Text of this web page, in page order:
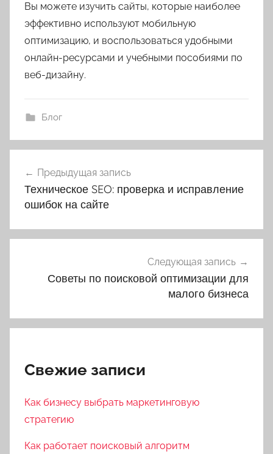
Вы можете изучить сайты, которые наиболее
эффективно используют мобильную
оптимизацию, и воспользоваться удобными
онлайн-ресурсами и учебными пособиями по
веб-дизайну.
Блог
по
записям
Предыдущая запись
Техническое SEO: проверка и исправление
ошибок на сайте
Следующая запись
Советы по поисковой оптимизации для
малого бизнеса
Свежие записи
Как бизнесу выбрать маркетинговую
стратегию
Как работает поисковый алгоритм